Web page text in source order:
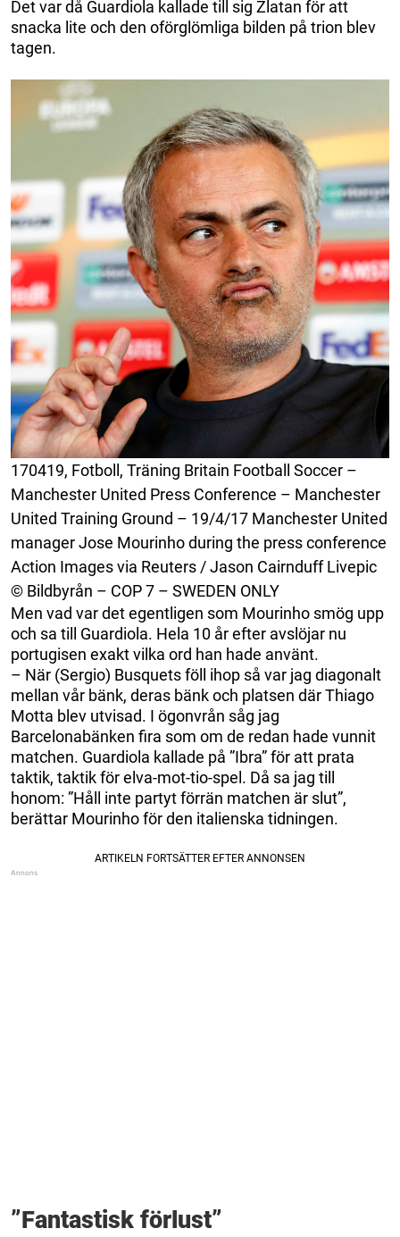
Det var då Guardiola kallade till sig Zlatan för att
snacka lite och den oförglömliga bilden på trion blev
tagen.
170419, Fotboll, Träning Britain Football Soccer –
Manchester United Press Conference – Manchester
United Training Ground – 19/4/17 Manchester United
manager Jose Mourinho during the press conference
Action Images via Reuters / Jason Cairnduff Livepic
© Bildbyrån – COP 7 – SWEDEN ONLY
Men vad var det egentligen som Mourinho smög upp
och sa till Guardiola. Hela 10 år efter avslöjar nu
portugisen exakt vilka ord han hade använt.
– När (Sergio) Busquets föll ihop så var jag diagonalt
mellan vår bänk, deras bänk och platsen där Thiago
Motta blev utvisad. I ögonvrån såg jag
Barcelonabänken fira som om de redan hade vunnit
matchen. Guardiola kallade på ”Ibra” för att prata
taktik, taktik för elva-mot-tio-spel. Då sa jag till
honom: ”Håll inte partyt förrän matchen är slut”,
berättar Mourinho för den italienska tidningen.
”Fantastisk förlust”